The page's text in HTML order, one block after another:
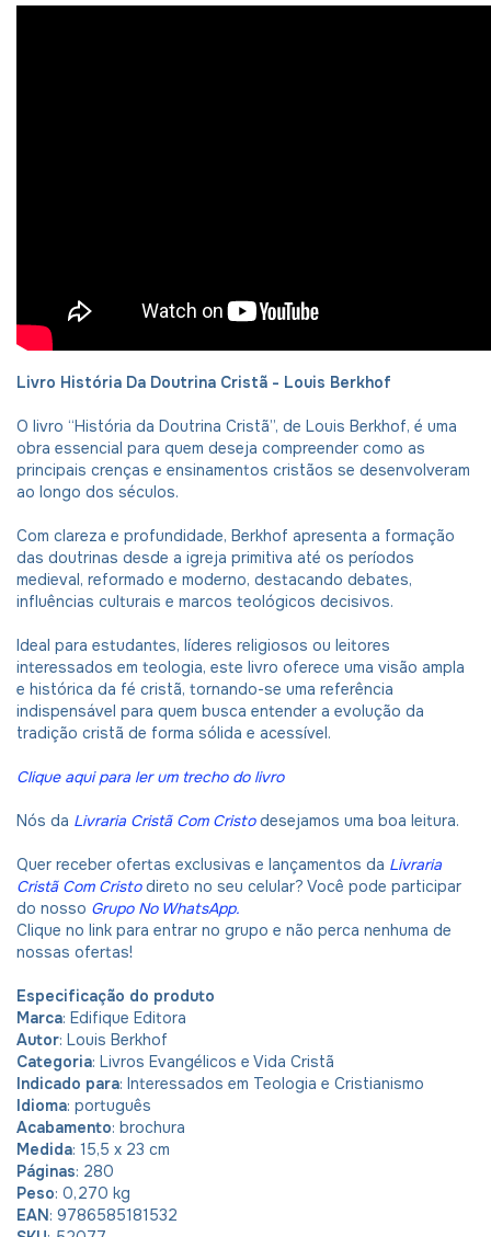
Livro História Da Doutrina Cristã - Louis Berkhof
O livro “História da Doutrina Cristã”, de Louis Berkhof, é uma
obra essencial para quem deseja compreender como as
principais crenças e ensinamentos cristãos se desenvolveram
ao longo dos séculos.
Com clareza e profundidade, Berkhof apresenta a formação
das doutrinas desde a igreja primitiva até os períodos
medieval, reformado e moderno, destacando debates,
influências culturais e marcos teológicos decisivos.
Ideal para estudantes, líderes religiosos ou leitores
interessados em teologia, este livro oferece uma visão ampla
e histórica da fé cristã, tornando-se uma referência
indispensável para quem busca entender a evolução da
tradição cristã de forma sólida e acessível.
Clique aqui para ler um trecho do livro
Nós da Livraria Cristã Com Cristo desejamos uma boa leitura.
Quer receber ofertas exclusivas e lançamentos da Livraria
Cristã Com Cristodireto no seu celular? Você pode participar
do nosso Grupo No WhatsApp.
Clique no link para entrar no grupo e não perca nenhuma de
nossas ofertas!
Especificação do produto
Marca: Edifique Editora
Autor: Louis Berkhof
Categoria: Livros Evangélicos e Vida Cristã
Indicado para: Interessados em Teologia e Cristianismo
Idioma: português
Acabamento: brochura
Medida: 15,5 x 23 cm
Páginas: 280
Peso: 0,270 kg
EAN: 9786585181532